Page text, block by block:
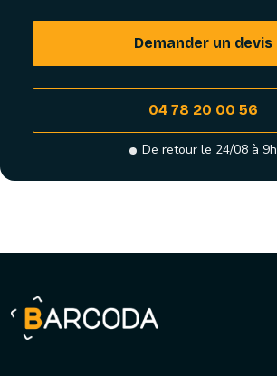
Demander un devis
04 78 20 00 56
De retour le 24/08 à 9h